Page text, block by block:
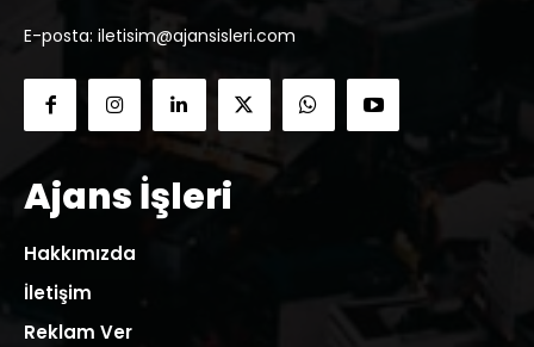
E-posta: iletisim@ajansisleri.com
Ajans İşleri
Hakkımızda
İletişim
Reklam Ver